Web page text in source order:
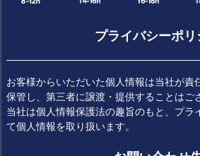
プライバシーポリ
お客様からいただいた個人情報は当社が責
保管し、第三者に譲渡・提供することはご
当社は個人情報保護法の趣旨のもと、プラ
て個人情報を取り扱います。